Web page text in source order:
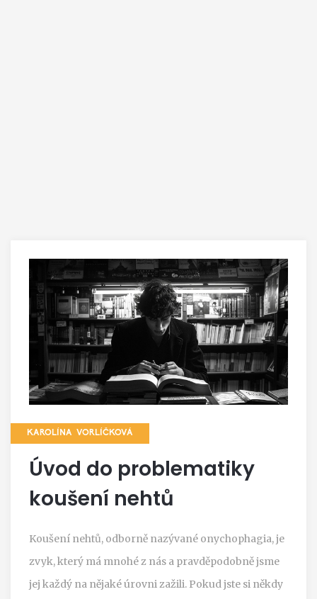
KAROLÍNA VORLÍČKOVÁ
Úvod do problematiky
koušení nehtů
Koušení nehtů, odborně nazývané onychophagia, je
zvyk, který má mnohé z nás a pravděpodobně jsme
jej každý na nějaké úrovni zažili. Pokud jste si někdy